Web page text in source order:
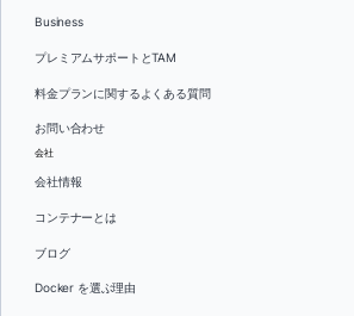
Business
プレミアムサポートとTAM
料金プランに関するよくある質問
お問い合わせ
会社
会社情報
コンテナーとは
ブログ
Docker を選ぶ理由